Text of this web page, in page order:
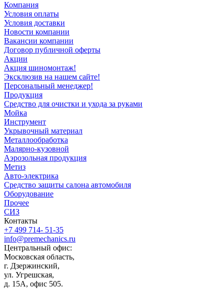
Компания
Условия оплаты
Условия доставки
Новости компании
Вакансии компании
Договор публичной оферты
Акции
Акция шиномонтаж!
Эксклюзив на нашем сайте!
Персональный менеджер!
Продукция
Средство для очистки и ухода за руками
Мойка
Инструмент
Укрывочный материал
Металлообработка
Малярно-кузовной
Аэрозольная продукция
Метиз
Авто-электрика
Средство защиты салона автомобиля
Оборудование
Прочее
СИЗ
Контакты
+7 499 714- 51-35
info@premechanics.ru
Центральный офис:
Московская область,
г. Дзержинский,
ул. Угрешская,
д. 15А, офис 505.